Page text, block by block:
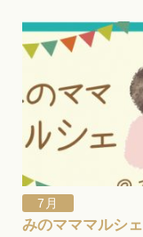
7月
みのマママルシェ